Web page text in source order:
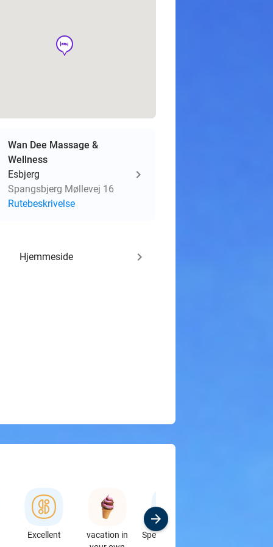
hotel
Wan Dee Massage &
Wellness
Esbjerg
Spangsbjerg Møllevej 16
Rutebeskrivelse
Hjemmeside keyboard_arrow_right
Excellent
vacation in
Specialbutikker